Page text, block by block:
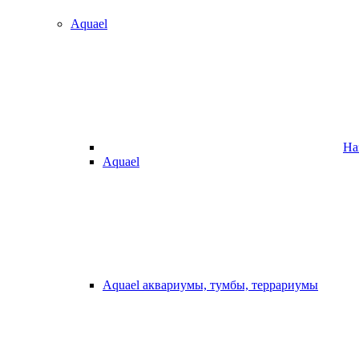
Aquael
Aquael
Aquael аквариумы, тумбы, террариумы